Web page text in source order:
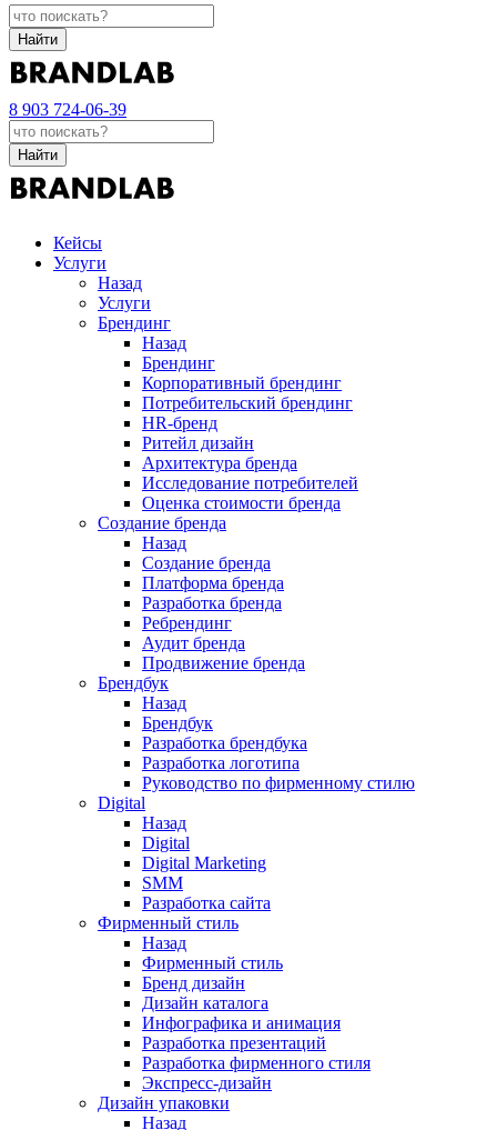
Найти
8 903 724-06-39
Найти
Кейсы
Услуги
Назад
Услуги
Брендинг
Назад
Брендинг
Корпоративный брендинг
Потребительский брендинг
НR-бренд
Ритейл дизайн
Архитектура бренда
Исследование потребителей
Оценка стоимости бренда
Создание бренда
Назад
Создание бренда
Платформа бренда
Разработка бренда
Ребрендинг
Аудит бренда
Продвижение бренда
Брендбук
Назад
Брендбук
Разработка брендбука
Разработка логотипа
Руководство по фирменному стилю
Digital
Назад
Digital
Digital Marketing
SMM
Разработка сайта
Фирменный стиль
Назад
Фирменный стиль
Бренд дизайн
Дизайн каталога
Инфографика и анимация
Разработка презентаций
Разработка фирменного стиля
Экспресс-дизайн
Дизайн упаковки
Назад